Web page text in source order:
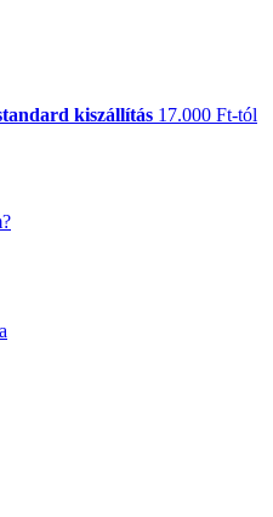
kiszállítás 17.000 Ft-tól